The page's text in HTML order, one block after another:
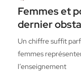
Femmes et
dernier
Un chiffre suffit
femmes
l’enseignement